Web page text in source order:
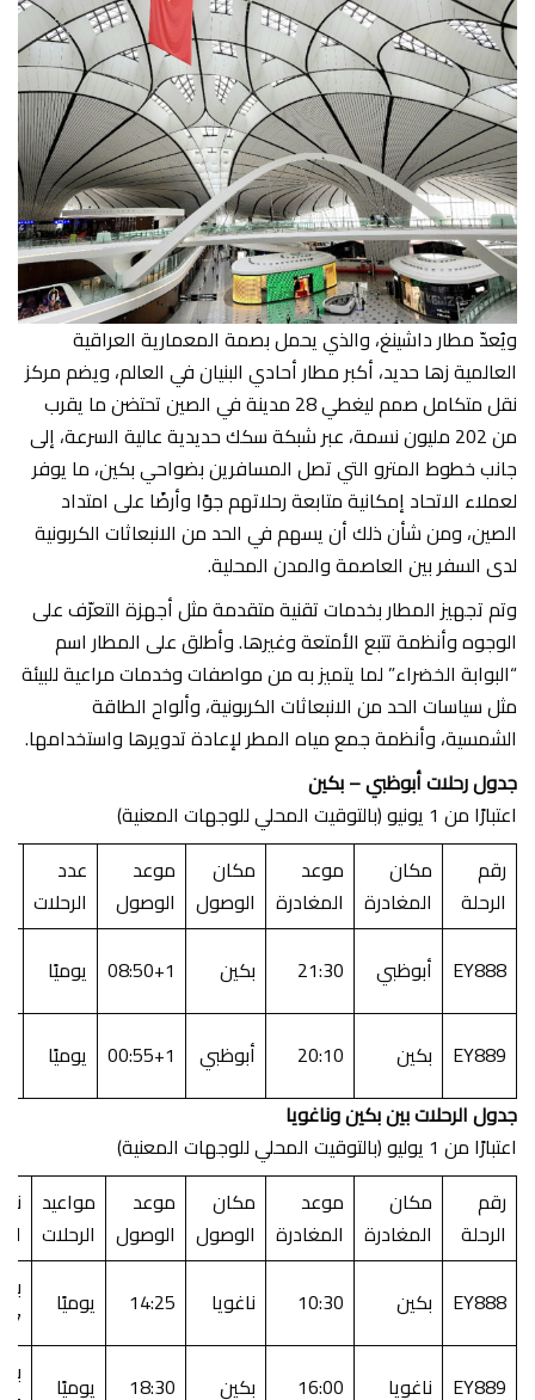
ويُعدّ مطار داشينغ، والذي يحمل بصمة المعمارية العراقية
العالمية زها حديد، أكبر مطار أحادي البنيان في العالم، ويضم مركز
نقل متكامل صمم ليغطي 28 مدينة في الصين تحتضن ما يقرب
من 202 مليون نسمة، عبر شبكة سكك حديدية عالية السرعة، إلى
جانب خطوط المترو التي تصل المسافرين بضواحي بكين، ما يوفر
لعملاء الاتحاد إمكانية متابعة رحلاتهم جوًا وأرضًا على امتداد
الصين، ومن شأن ذلك أن يسهم في الحد من الانبعاثات الكربونية
لدى السفر بين العاصمة والمدن المحلية.
وتم تجهيز المطار بخدمات تقنية متقدمة مثل أجهزة التعرّف على
الوجوه وأنظمة تتبع الأمتعة وغيرها. وأطلق على المطار اسم
“البوابة الخضراء” لما يتميز به من مواصفات وخدمات مراعية للبيئة
مثل سياسات الحد من الانبعاثات الكربونية، وألواح الطاقة
الشمسية، وأنظمة جمع مياه المطر لإعادة تدويرها واستخدامها.
جدول رحلات أبوظبي – بكين
اعتبارًا من 1 يونيو (بالتوقيت المحلي للوجهات المعنية)
رقم
الرحلة
مكان
المغادرة
موعد
المغادرة
مكان
الوصول
موعد
الوصول
عدد
الرحلات
EY888
أبوظبي 21:30 بكين 08:50+1 يوميًا
EY889
بكين 20:10 أبوظبي 00:55+1 يوميًا
جدول الرحلات بين بكين وناغويا
اعتبارًا من 1 يوليو (بالتوقيت المحلي للوجهات المعنية)
رقم
الرحلة
مكان
المغادرة
موعد
المغادرة
مكان
الوصول
موعد
الوصول
مواعيد
الرحلات
EY888
بكين 10:30 ناغويا 14:25 يوميًا
EY889
ناغويا 16:00 بكين 18:30 يوميًا